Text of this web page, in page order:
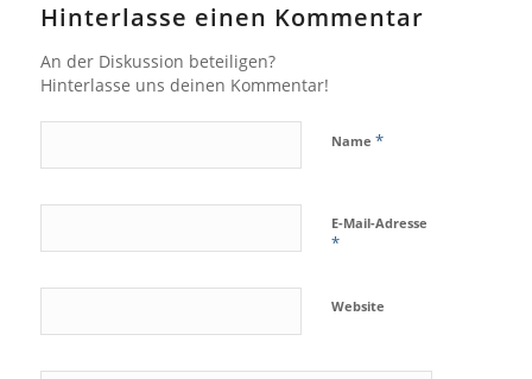
Hinterlasse einen Kommentar
An der Diskussion beteiligen?
Hinterlasse uns deinen Kommentar!
Name *
E-Mail-Adresse
*
Website